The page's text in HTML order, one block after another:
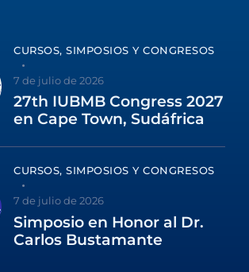
CURSOS, SIMPOSIOS Y CONGRESOS
7 de julio de 2026
27th IUBMB Congress 2027
en Cape Town, Sudáfrica
CURSOS, SIMPOSIOS Y CONGRESOS
7 de julio de 2026
Simposio en Honor al Dr.
Carlos Bustamante